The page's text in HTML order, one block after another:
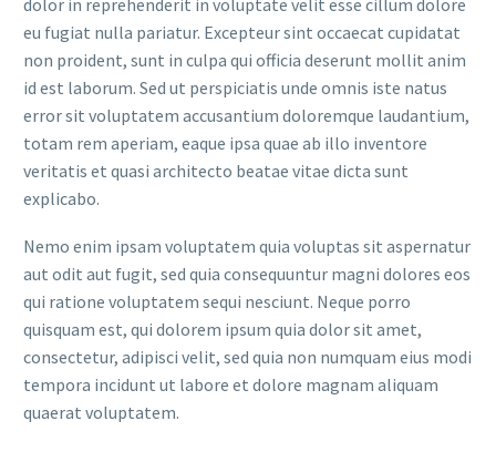
dolor in reprehenderit in voluptate velit esse cillum dolore
eu fugiat nulla pariatur. Excepteur sint occaecat cupidatat
non proident, sunt in culpa qui officia deserunt mollit anim
id est laborum. Sed ut perspiciatis unde omnis iste natus
error sit voluptatem accusantium doloremque laudantium,
totam rem aperiam, eaque ipsa quae ab illo inventore
veritatis et quasi architecto beatae vitae dicta sunt
explicabo.
Nemo enim ipsam voluptatem quia voluptas sit aspernatur
aut odit aut fugit, sed quia consequuntur magni dolores eos
qui ratione voluptatem sequi nesciunt. Neque porro
quisquam est, qui dolorem ipsum quia dolor sit amet,
consectetur, adipisci velit, sed quia non numquam eius modi
tempora incidunt ut labore et dolore magnam aliquam
quaerat voluptatem.